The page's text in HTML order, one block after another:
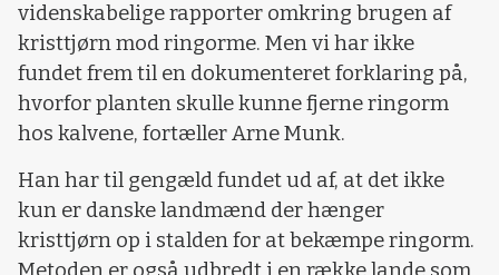
videnskabelige rapporter omkring brugen af
kristtjørn mod ringorme. Men vi har ikke
fundet frem til en dokumenteret forklaring på,
hvorfor planten skulle kunne fjerne ringorm
hos kalvene, fortæller Arne Munk.
Han har til gengæld fundet ud af, at det ikke
kun er danske landmænd der hænger
kristtjørn op i stalden for at bekæmpe ringorm.